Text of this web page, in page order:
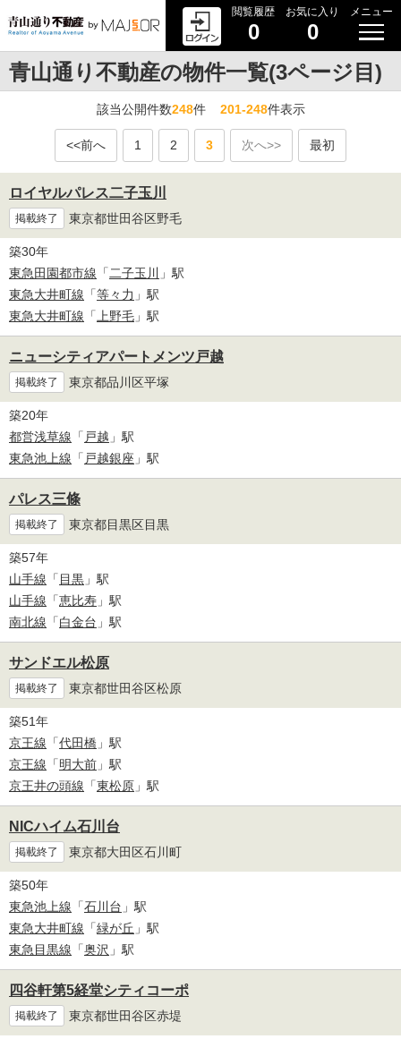
閲覧履歴
0
お気に入り
0
メニュー
青山通り不動産の物件一覧(3ページ目)
該当公開件数248件201-248件表示
<<前へ 1 2 3 次へ>> 最初
ロイヤルパレス二子玉川
掲載終了 東京都世田谷区野毛
築30年
東急田園都市線 「二子玉川
」駅
東急大井町線 「等々力 」駅
東急大井町線 「上野毛 」駅
ニューシティアパートメンツ戸越
掲載終了 東京都品川区平塚
築20年
都営浅草線 「 戸越 」駅
東急池上線 「 戸越銀座 」駅
パレス三條
掲載終了 東京都目黒区目黒
築57年
山手線 「 目黒 」駅
山手線 「恵比寿 」駅
南北線 「白金台 」駅
サンドエル松原
掲載終了 東京都世田谷区松原
築51年
京王線 「代田橋 」駅
京王線 「明大前 」駅
京王井の頭線 「東松原 」駅
NICハイム石川台
掲載終了 東京都大田区石川町
築50年
東急池上線 「石川台 」駅
東急大井町線 「緑が丘 」駅
東急目黒線 「奥沢 」駅
四谷軒第5経堂シティコーポ
掲載終了 東京都世田谷区赤堤